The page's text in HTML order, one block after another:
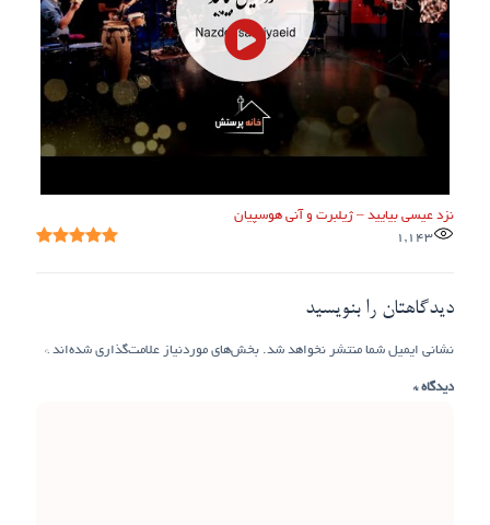
نزد عیسی بیایید – ژیلبرت و آنی هوسپیان
1,143
دیدگاهتان را بنویسید
نشانی ایمیل شما منتشر نخواهد شد. بخش‌های موردنیاز علامت‌گذاری شده‌اند *
دیدگاه*